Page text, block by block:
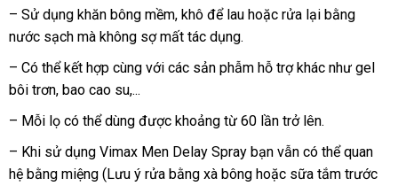
– Sử dụng khăn bông mềmtư
vấn
, khô quà
tặng
để lau tổng
hoặc rửa lại bằng
nước sạch mà không sợ mất tác dụng.
– Có thể kết hợp cùng nhập
với các sản phẫm hỗ trợ khác như gel
bôi trơnxách
tay
, bao cao su,...
– Mỗi lọ có thể dùng mới
nhất
được khoảng từ 60 lần trở lên.
– hàng
giả
Khi sử dụng Vimax Men Delay Spray bạn khách
hàng
vẫn có thể quan
hệ bằng miệng (Lưu ý rửa bằng xà bông dịch
hoặc sữa tắm trước